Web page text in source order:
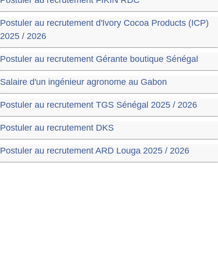
Postuler au recrutement d'Ivory Cocoa Products (ICP)
2025 / 2026
Postuler au recrutement Gérante boutique Sénégal
Salaire d'un ingénieur agronome au Gabon
Postuler au recrutement TGS Sénégal 2025 / 2026
Postuler au recrutement DKS
Postuler au recrutement ARD Louga 2025 / 2026